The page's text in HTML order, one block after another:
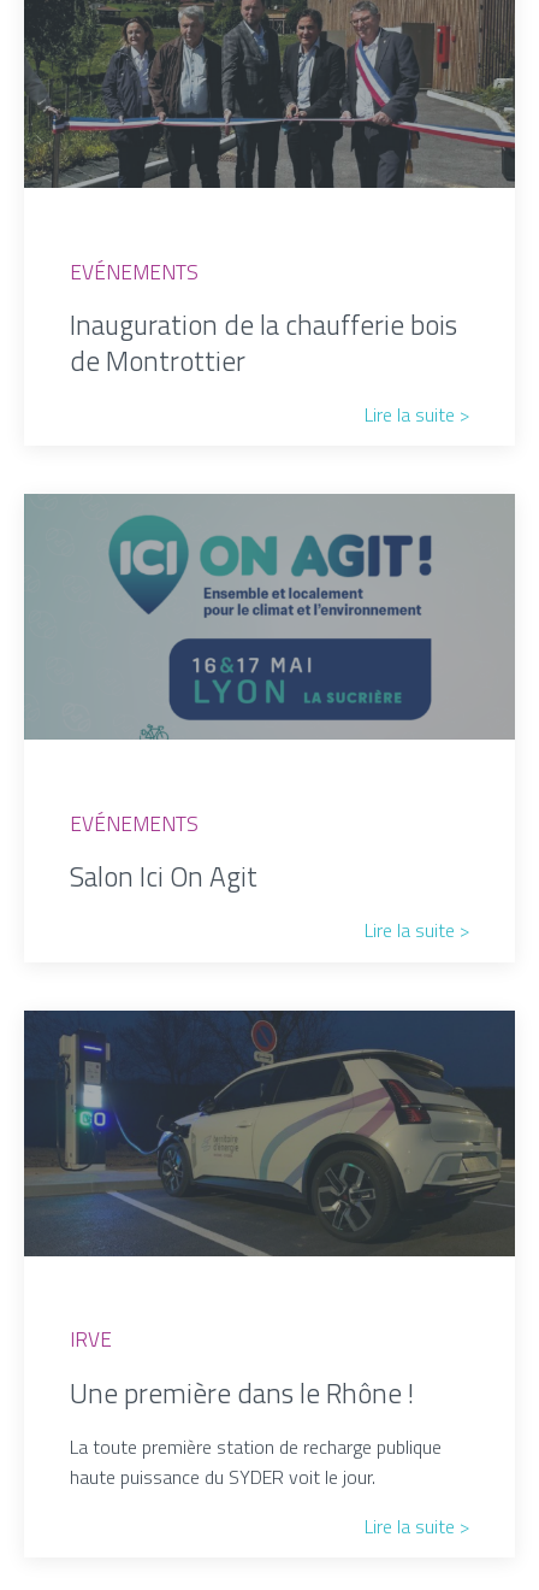
EVÉNEMENTS
Inauguration de la chaufferie bois
de Montrottier
Lire la suite >
EVÉNEMENTS
Salon Ici On Agit
Lire la suite >
IRVE
Une première dans le Rhône !
La toute première station de recharge publique
haute puissance du SYDER voit le jour.
Lire la suite >